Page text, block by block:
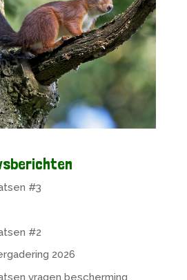
#3
#2
2026
vragen bescherming